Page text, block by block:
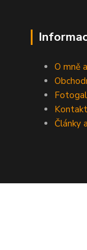
O mně
Články